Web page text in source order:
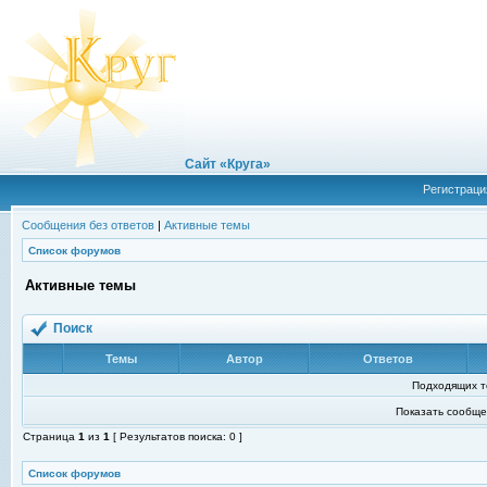
Сайт «Круга»
Сообщения без ответов | Активные темы
Список форумов
Активные темы
Поиск
Темы Автор Ответов
Подходящих
Показать
Страница 1 из 1 [ Результатов поиска: 0 ]
Список форумов